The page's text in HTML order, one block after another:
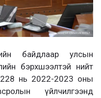
байдлаар улсын
бэрхшээлтэй нийт
нь 2022-2023 оны
үйлчилгээнд